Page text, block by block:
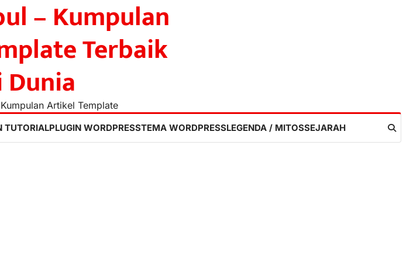
– Kumpulan
Terbaik
Dunia
Artikel Template
TUTORIALPLUGIN WORDPRESSTEMA WORDPRESSLEGENDA / MITOSSEJARAH